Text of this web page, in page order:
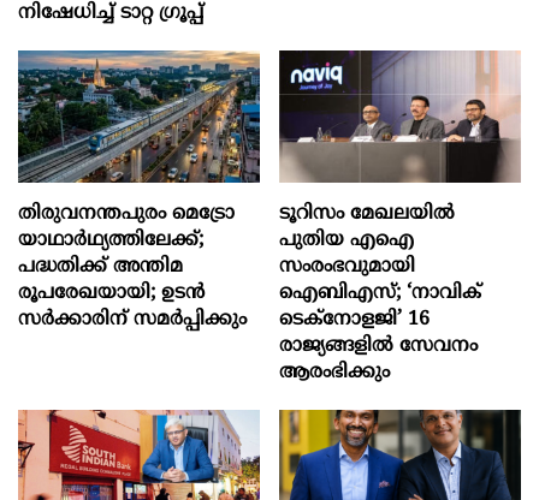
നിഷേധിച്ച് ടാറ്റ ഗ്രൂപ്പ്
തിരുവനന്തപുരം മെട്രോ
യാഥാർഥ്യത്തിലേക്ക്;
പദ്ധതിക്ക് അന്തിമ
രൂപരേഖയായി; ഉടൻ
സർക്കാരിന് സമർപ്പിക്കും
ടൂറിസം മേഖലയിൽ
പുതിയ എഐ
സംരംഭവുമായി
ഐബിഎസ്; ‘നാവിക്
ടെക്‌നോളജി’ 16
രാജ്യങ്ങളിൽ സേവനം
ആരംഭിക്കും